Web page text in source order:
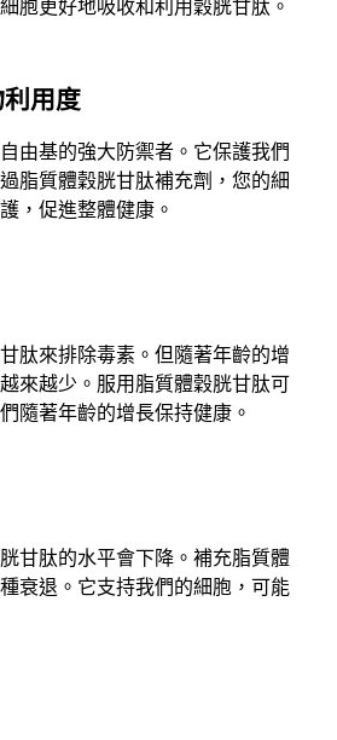
胞更好地吸收和利用穀胱甘肽。
用度
由基的強大防禦者。它保護我們
脂質體穀胱甘肽補充劑，您的細
，促進整體健康。
肽來排除毒素。但隨著年齡的增
來越少。服用脂質體穀胱甘肽可
隨著年齡的增長保持健康。
甘肽的水平會下降。補充脂質體
衰退。它支持我們的細胞，可能